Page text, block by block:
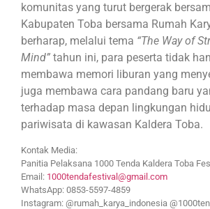
komunitas yang turut bergerak
Kabupaten Toba bersama Rumah
berharap, melalui tema “The Way of
Mind” tahun ini, para peserta tidak
membawa memori liburan yang
juga membawa cara pandang baru
terhadap masa depan lingkungan
pariwisata di kawasan Kaldera Toba.
Kontak Media:
Panitia Pelaksana 1000 Tenda Kaldera Toba
Email: 1000tendafestival@gmail.com
WhatsApp: 0853-5597-4859
Instagram: @rumah_karya_indonesia